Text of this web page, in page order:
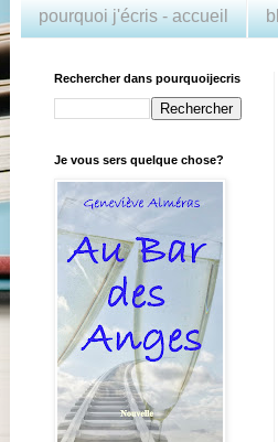
pourquoi j'écris - accueil
Rechercher dans pourquoijecris
Je vous sers quelque chose?